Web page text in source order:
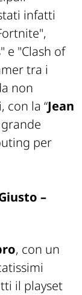
infatti
e "Clash of
tra i
non
con la “Jean
per
–
, con un
il playset